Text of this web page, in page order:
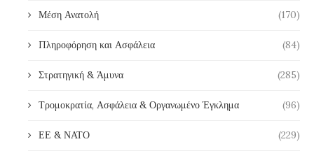
Μέση Ανατολή (170)
Πληροφόρηση και Ασφάλεια (84)
Στρατηγική & Άμυνα (285)
Τρομοκρατία, Ασφάλεια & Οργανωμένο Έγκλημα (96)
ΕΕ & ΝΑΤΟ (229)